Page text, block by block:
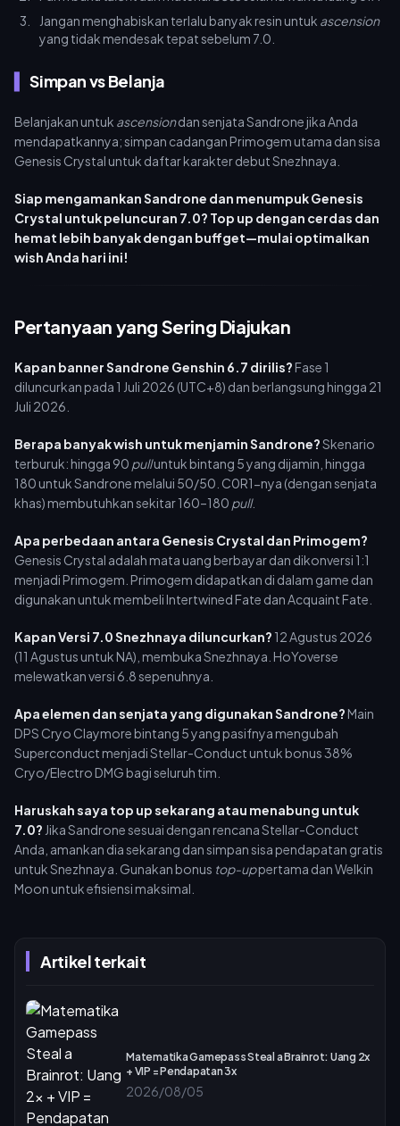
Artikel terkait
Matematika Gamepass Steal a Brainrot: Uang 2x
+ VIP = Pendapatan 3x
2026/08/05
Jangan menghabiskan terlalu banyak resin untuk ascension
yang tidak mendesak tepat sebelum 7.0.
Simpan vs Belanja
Belanjakan untuk ascensiondan senjata Sandrone jika Anda
mendapatkannya; simpan cadangan Primogem utama dan sisa
Genesis Crystal untuk daftar karakter debut Snezhnaya.
Siap mengamankan Sandrone dan menumpuk Genesis
Crystal untuk peluncuran 7.0? Top up dengan cerdas dan
hemat lebih banyak dengan buffget—mulai optimalkan
wish Anda hari ini!
Pertanyaan yang Sering Diajukan
Kapan banner Sandrone Genshin 6.7 dirilis?Fase 1
diluncurkan pada 1 Juli 2026 (UTC+8) dan berlangsung hingga 21
Juli 2026.
Berapa banyak wish untuk menjamin Sandrone?Skenario
terburuk: hingga 90 pulluntuk bintang 5 yang dijamin, hingga
180 untuk Sandrone melalui 50/50. C0R1-nya (dengan senjata
khas) membutuhkan sekitar 160–180 pull.
Apa perbedaan antara Genesis Crystal dan Primogem?
Genesis Crystal adalah mata uang berbayar dan dikonversi 1:1
menjadi Primogem. Primogem didapatkan di dalam game dan
digunakan untuk membeli Intertwined Fate dan Acquaint Fate.
Kapan Versi 7.0 Snezhnaya diluncurkan? 12 Agustus 2026
(11 Agustus untuk NA), membuka Snezhnaya. HoYoverse
melewatkan versi 6.8 sepenuhnya.
Apa elemen dan senjata yang digunakan Sandrone?Main
DPS Cryo Claymore bintang 5 yang pasifnya mengubah
Superconduct menjadi Stellar-Conduct untuk bonus 38%
Cryo/Electro DMG bagi seluruh tim.
Haruskah saya top up sekarang atau menabung untuk
7.0? Jika Sandrone sesuai dengan rencana Stellar-Conduct
Anda, amankan dia sekarang dan simpan sisa pendapatan gratis
untuk Snezhnaya. Gunakan bonus top-uppertama dan Welkin
Moon untuk efisiensi maksimal.